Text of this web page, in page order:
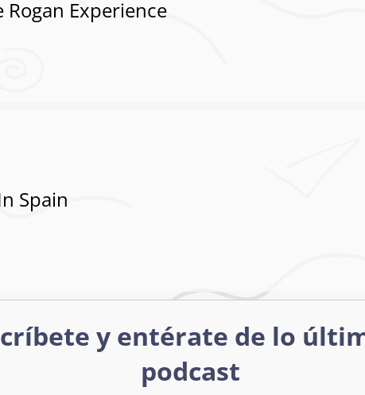
Rogan Experience
Spain
y entérate de lo
podcast